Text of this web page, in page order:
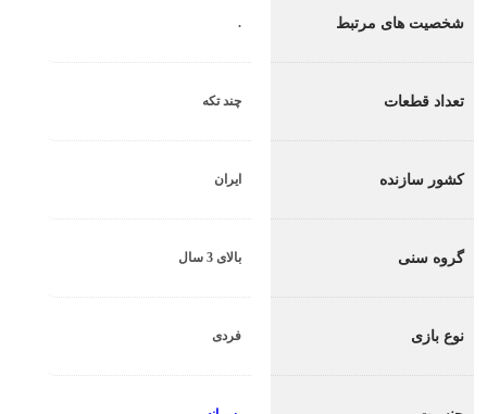
شخصیت های مرتبط .
تعداد قطعات چند تکه
کشور سازنده ایران
گروه سنی بالای 3 سال
نوع بازی فردی